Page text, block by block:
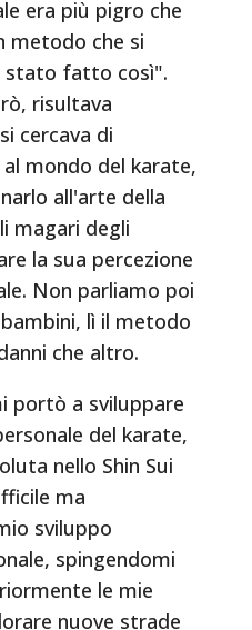
era più pigro che
metodo che si
stato fatto così".
risultava
cercava di
mondo del karate,
all'arte della
magari degli
la sua percezione
Non parliamo poi
lì il metodo
che altro.
portò a sviluppare
del karate,
nello Shin Sui
ma
sviluppo
spingendomi
le mie
nuove strade